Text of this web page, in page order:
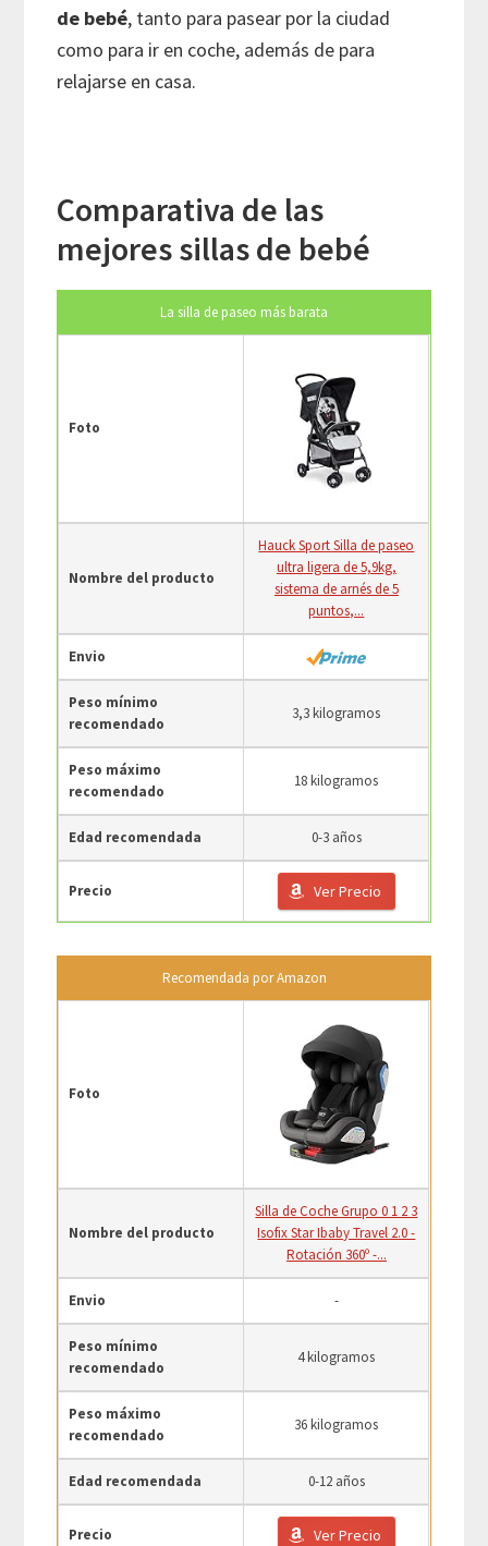
de bebé, tanto para pasear por la ciudad
como para ir en coche, además de para
relajarse en casa.
Comparativa de las
mejores sillas de bebé
La silla de paseo más barata
Foto
Nombre del producto
Hauck Sport Silla de paseo
ultra ligera de 5,9kg,
sistema de arnés de 5
puntos,...
Envio
Peso mínimo
recomendado
3,3 kilogramos
Peso máximo
recomendado
18 kilogramos
Edad recomendada 0-3 años
Precio Ver Precio
Recomendada por Amazon
Foto
Nombre del producto
Silla de Coche Grupo 0 1 2 3
Isofix Star Ibaby Travel 2.0 -
Rotación 360º -...
Envio -
Peso mínimo
recomendado
4 kilogramos
Peso máximo
recomendado
36 kilogramos
Edad recomendada 0-12 años
Precio Ver Precio